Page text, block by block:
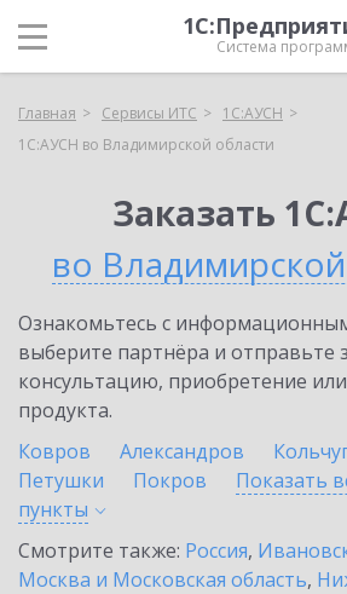
Система
Главная Сервисы ИТС
1С:АУСН
1С:АУСН во Владимирской области
Заказать
во
Ознакомьтесь с
выберите партнёра и отправьте
консультацию, приобретение
продукта.
Ковров
Александров
Петушки
Покров
Показать
пункты
Смотрите также: Россия,
Москва и Московская область,